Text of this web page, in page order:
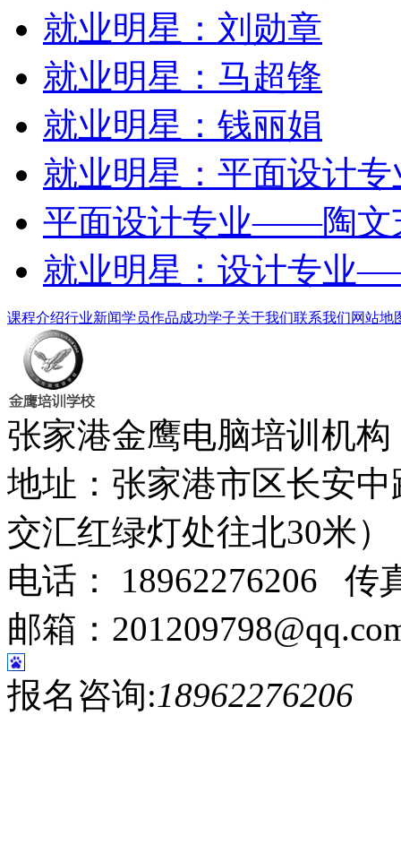
就业明星：刘勋章
就业明星：马超锋
就业明星：钱丽娟
就业明星：平面设计
平面设计专业——陶文
就业明星：设计专业
课程介绍行业新闻学员作品成功学子关于我们联系我们网站地
张家港金鹰电脑培训机
地址：张家港市区长安
交汇红绿灯处往北30米
电话： 18962276206 传
邮箱：
报名咨询:18962276206